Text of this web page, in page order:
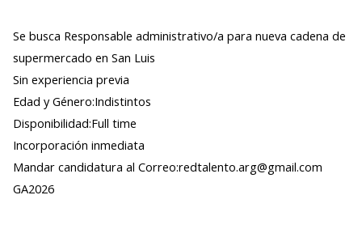
Se busca Responsable administrativo/a para nueva cadena de
supermercado en San Luis
Sin experiencia previa
Edad y Género:Indistintos
Disponibilidad:Full time
Incorporación inmediata
Mandar candidatura al Correo:redtalento.arg@gmail.com
GA2026